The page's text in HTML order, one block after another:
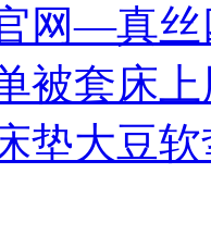
网—真丝
被套床
垫大豆